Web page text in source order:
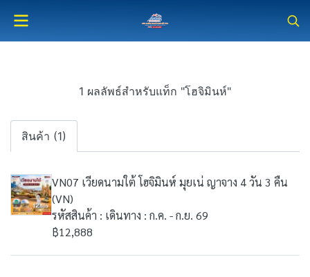
1 ผลลัพธ์สำหรับแท็ก "โฮจิมินห์"
สินค้า (1)
VN07 เวียดนามใต้ โฮจิมินห์ มุยเน่ ญาจาง 4 วัน 3 คืน
(VN)
รหัสสินค้า : เดินทาง : ก.ค. - ก.ย. 69
฿12,888